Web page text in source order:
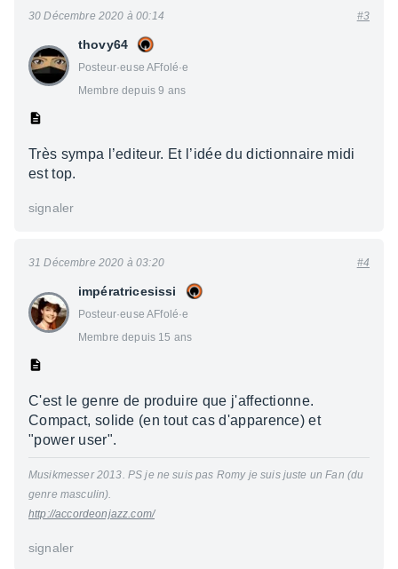
thovy64
Posteur·euse AFfolé·e
Membre depuis 9 ans
30 Décembre 2020 à 00:14 #3
Très sympa l’editeur. Et l’idée du dictionnaire midi
est top.
signaler
impératricesissi
Posteur·euse AFfolé·e
Membre depuis 15 ans
31 Décembre 2020 à 03:20 #4
C'est le genre de produire que j'affectionne.
Compact, solide (en tout cas d'apparence) et
"power user".
Musikmesser 2013. PS je ne suis pas Romy je suis juste un Fan (du
genre masculin).
http://accordeonjazz.com/
signaler